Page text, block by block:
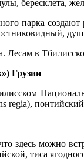
бересклета,
парка
в
Грузии
здесь можно
тиса